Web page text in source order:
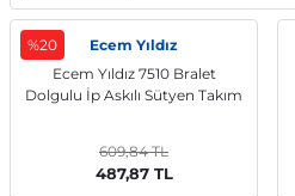
%20
Ecem Yıldız
Ecem Yıldız 7510 Bralet
Dolgulu İp Askılı Sütyen Takım
609,84 TL
487,87 TL